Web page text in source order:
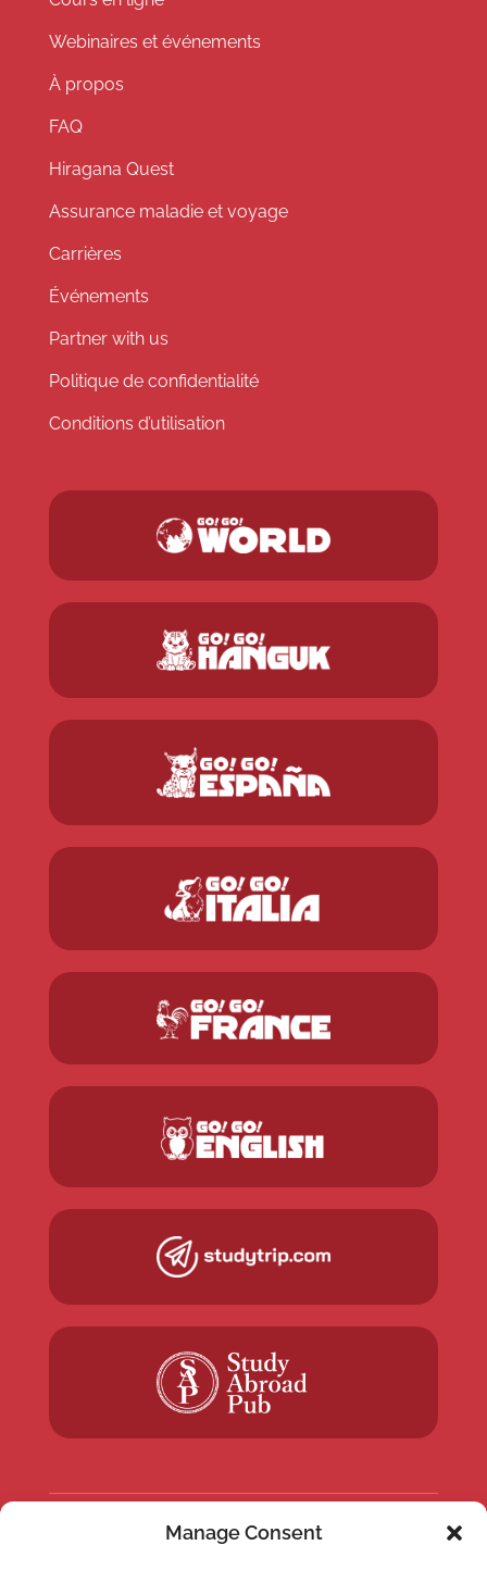
Manage Consent
Webinaires et événements
À propos
FAQ
Hiragana Quest
Assurance maladie et voyage
Carrières
Événements
Partner with us
Politique de confidentialité
Conditions d’utilisation